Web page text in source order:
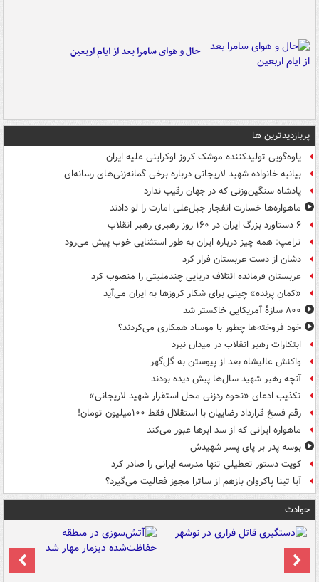
حال و هوای سامرا بعد از ایام اربعین
پربازدیدترین ها
یاوه‌گویی تولیدکننده موشک کروز اوکراینی علیه ایران
بیانیه خانواده شهید لاریجانی درباره برخی گمانه‌زنی‌های رسانه‌ای
پادشاه سنگین‌وزنی که در جهان رقیب ندارد
ماهواره‌ها خسارت انفجار جبل‌علی امارت را لو دادند
۶ دستاورد بزرگ ایران در ۱۶۰ روز رهبری رهبر انقلاب
ترامپ: همه چیز درباره ایران به طور استثنایی خوب پیش می‌رود
دشان از دست عربستان فرار کرد
عربستان فرمانده ائتلاف دریایی چندملیتی را منصوب کرد
«کمانِ پرنده» چینی برای شکار کروزها به ایران می‌آید
۸۰۰ سازۀ آمریکایی خاکستر شد
خود فروخته‌ها چطور با موساد همکاری می‌کردند؟
ابتکارات رهبر انقلاب در میدان نبرد
واکنش عالیشاه بعد از پیوستن به گل‌گهر
آنچه رهبر شهید سال‌ها پیش دیده بودند
تکذیب ادعای «نحوه ردزنی محل استقرار شهید لاریجانی»
رقم فسخ قرارداد رضاییان با استقلال فقط ۱۰۰میلیون تومان!
ماهواره ایرانی که از سد ابرها عبور می‌کند
بوسه‌ پدر بر پای پسر شهیدش
کویت دستور تعطیلی تنها مدرسه ایرانی را صادر کرد
آیا تینا پاکروان بازهم از ساترا مجوز فعالیت می‌گیرد؟
حوادث